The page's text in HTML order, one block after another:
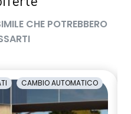
CHE POTREBBERO
CAMBIO AUTOMATICO